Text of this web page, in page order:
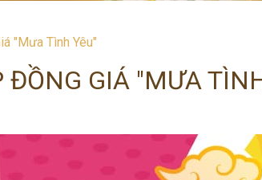
"Mưa Tình Yêu"
GIÁ "MƯA